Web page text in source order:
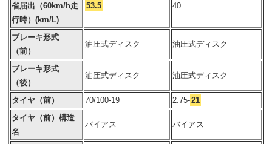
省届出（60km/h走
行時）(km/L)
53.5 40
ブレーキ形式
（前）
油圧式ディスク 油圧式ディスク
ブレーキ形式
（後）
油圧式ディスク 油圧式ディスク
タイヤ（前） 70/100-19 2.75-21
タイヤ（前）構造
名
バイアス バイアス